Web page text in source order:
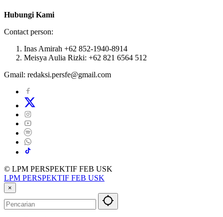
Hubungi Kami
Contact person:
Inas Amirah +62 852-1940-8914
Meisya Aulia Rizki: +62 821 6564 512
Gmail: redaksi.persfe@gmail.com
© LPM PERSPEKTIF FEB USK
LPM PERSPEKTIF FEB USK
×